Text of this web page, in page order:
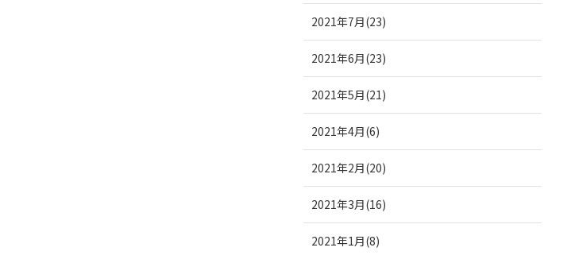
2021年7月(23)
2021年6月(23)
2021年5月(21)
2021年4月(6)
2021年2月(20)
2021年3月(16)
2021年1月(8)